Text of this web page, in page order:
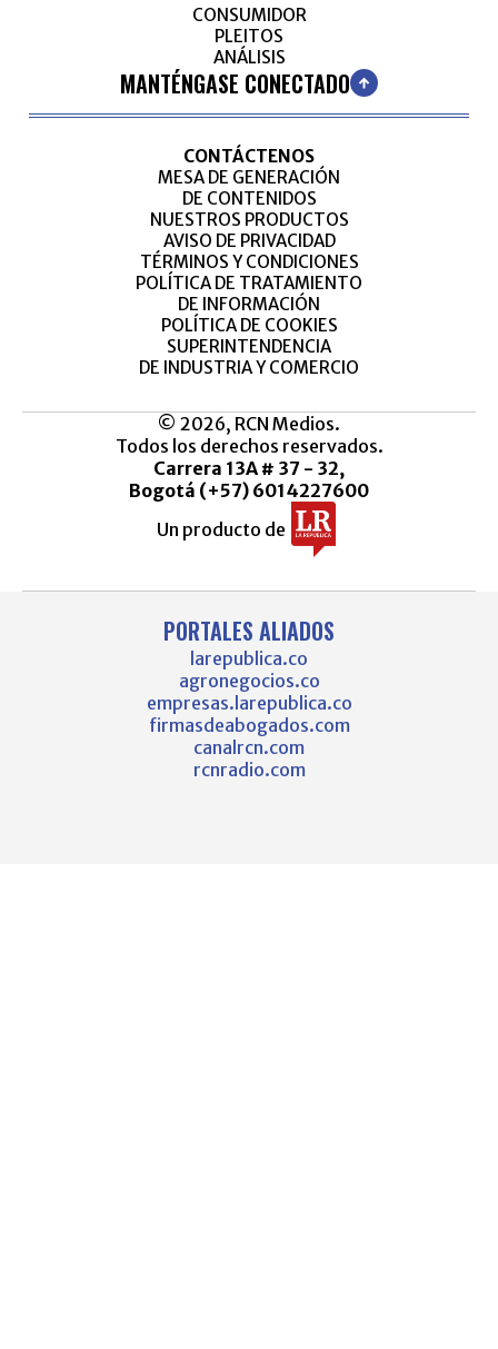
CONSUMIDOR
PLEITOS
ANÁLISIS
MANTÉNGASE CONECTADO
CONTÁCTENOS
MESA DE GENERACIÓN
DE CONTENIDOS
NUESTROS PRODUCTOS
AVISO DE PRIVACIDAD
TÉRMINOS Y CONDICIONES
POLÍTICA DE TRATAMIENTO
DE INFORMACIÓN
POLÍTICA DE COOKIES
SUPERINTENDENCIA
DE INDUSTRIA Y COMERCIO
© 2026, RCN Medios.
Todos los derechos reservados.
Carrera 13A # 37 - 32,
Bogotá (+57) 6014227600
Un producto de
PORTALES ALIADOS
larepublica.co
agronegocios.co
empresas.larepublica.co
firmasdeabogados.com
canalrcn.com
rcnradio.com